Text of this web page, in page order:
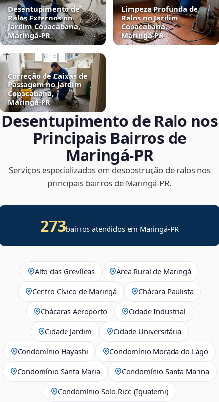
Desentupimento de
Ralos Externos no
Jardim Copacabana,
Maringá‑PR
Limpeza Profunda de
Ralos no Jardim
Copacabana,
Maringá‑PR
Correção de Caixas de
Passagem no Jardim
Copacabana,
Maringá‑PR
Desentupimento de Ralo nos
Principais Bairros de
Maringá‑PR
Serviços especializados em desobstrução de ralos nos
principais bairros de Maringá‑PR.
273bairros atendidos em Maringá-PR
Alto das Grevíleas Área Rural de Maringá
Centro Cívico de Maringá Chácara Paulista
Chácaras Aeroporto Cidade Industrial
Cidade Jardim Cidade Universitária
Condomínio Hayashi Condomínio Morada do Lago
Condomínio Santa Maria Condomínio Santa Marina
Condomínio Solo Rico (Iguatemi)